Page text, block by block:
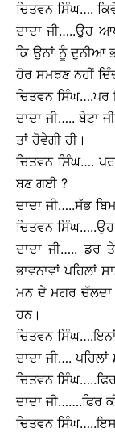
ਚਿਤਵਨ ਸਿੰਘ….
ਦਾਦਾ ਜੀ…..ਉਹ
ਕਿ ਉਨਾਂ ਨੂੰ ਦੁਨੀਆ
ਹੋਰ ਸਮਝਣ ਨਹੀਂ
ਚਿਤਵਨ ਸਿੰਘ….ਪਰ
ਦਾਦਾ ਜੀ….. ਬੇਟਾ
ਤਾਂ ਹੋਵੇਗੀ ਹੀ।
ਚਿਤਵਨ ਸਿੰਘ….
ਬਣ ਗਈ ?
ਦਾਦਾ ਜੀ…..ਸੱਭ
ਚਿਤਵਨ ਸਿੰਘ…..ਉਹ
ਦਾਦਾ ਜੀ….. ਡਰ
ਭਾਵਨਾਵਾਂ ਪਹਿਲਾਂ
ਮਨ ਦੇ ਮਗਰ
ਹਨ।
ਚਿਤਵਨ
ਦਾਦਾ ਜੀ….
ਚਿਤਵਨ
ਦਾਦਾ ਜੀ…….ਫਿਰ
ਚਿਤਵਨ